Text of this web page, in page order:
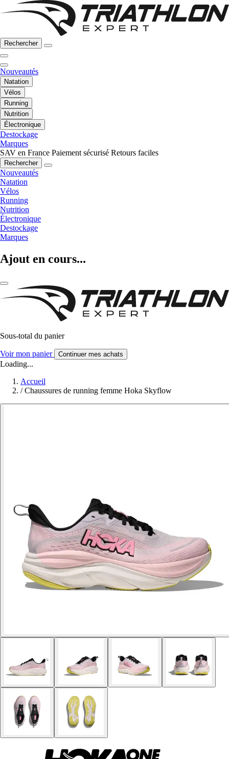
Rechercher
Nouveautés
Natation
Vélos
Running
Nutrition
Électronique
Destockage
Marques
SAV en France Paiement sécurisé Retours faciles
Rechercher
Nouveautés
Natation
Vélos
Running
Nutrition
Électronique
Destockage
Marques
Ajout en cours...
Sous-total du panier
Voir mon panier Continuer mes achats
Loading...
Accueil
/ Chaussures de running femme Hoka Skyflow